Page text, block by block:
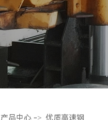
产品中心 -> 优质高速钢